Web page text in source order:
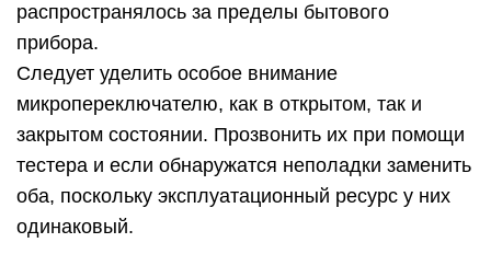
распространялось за пределы бытового
прибора.
Следует уделить особое внимание
микропереключателю, как в открытом, так и
закрытом состоянии. Прозвонить их при помощи
тестера и если обнаружатся неполадки заменить
оба, поскольку эксплуатационный ресурс у них
одинаковый.